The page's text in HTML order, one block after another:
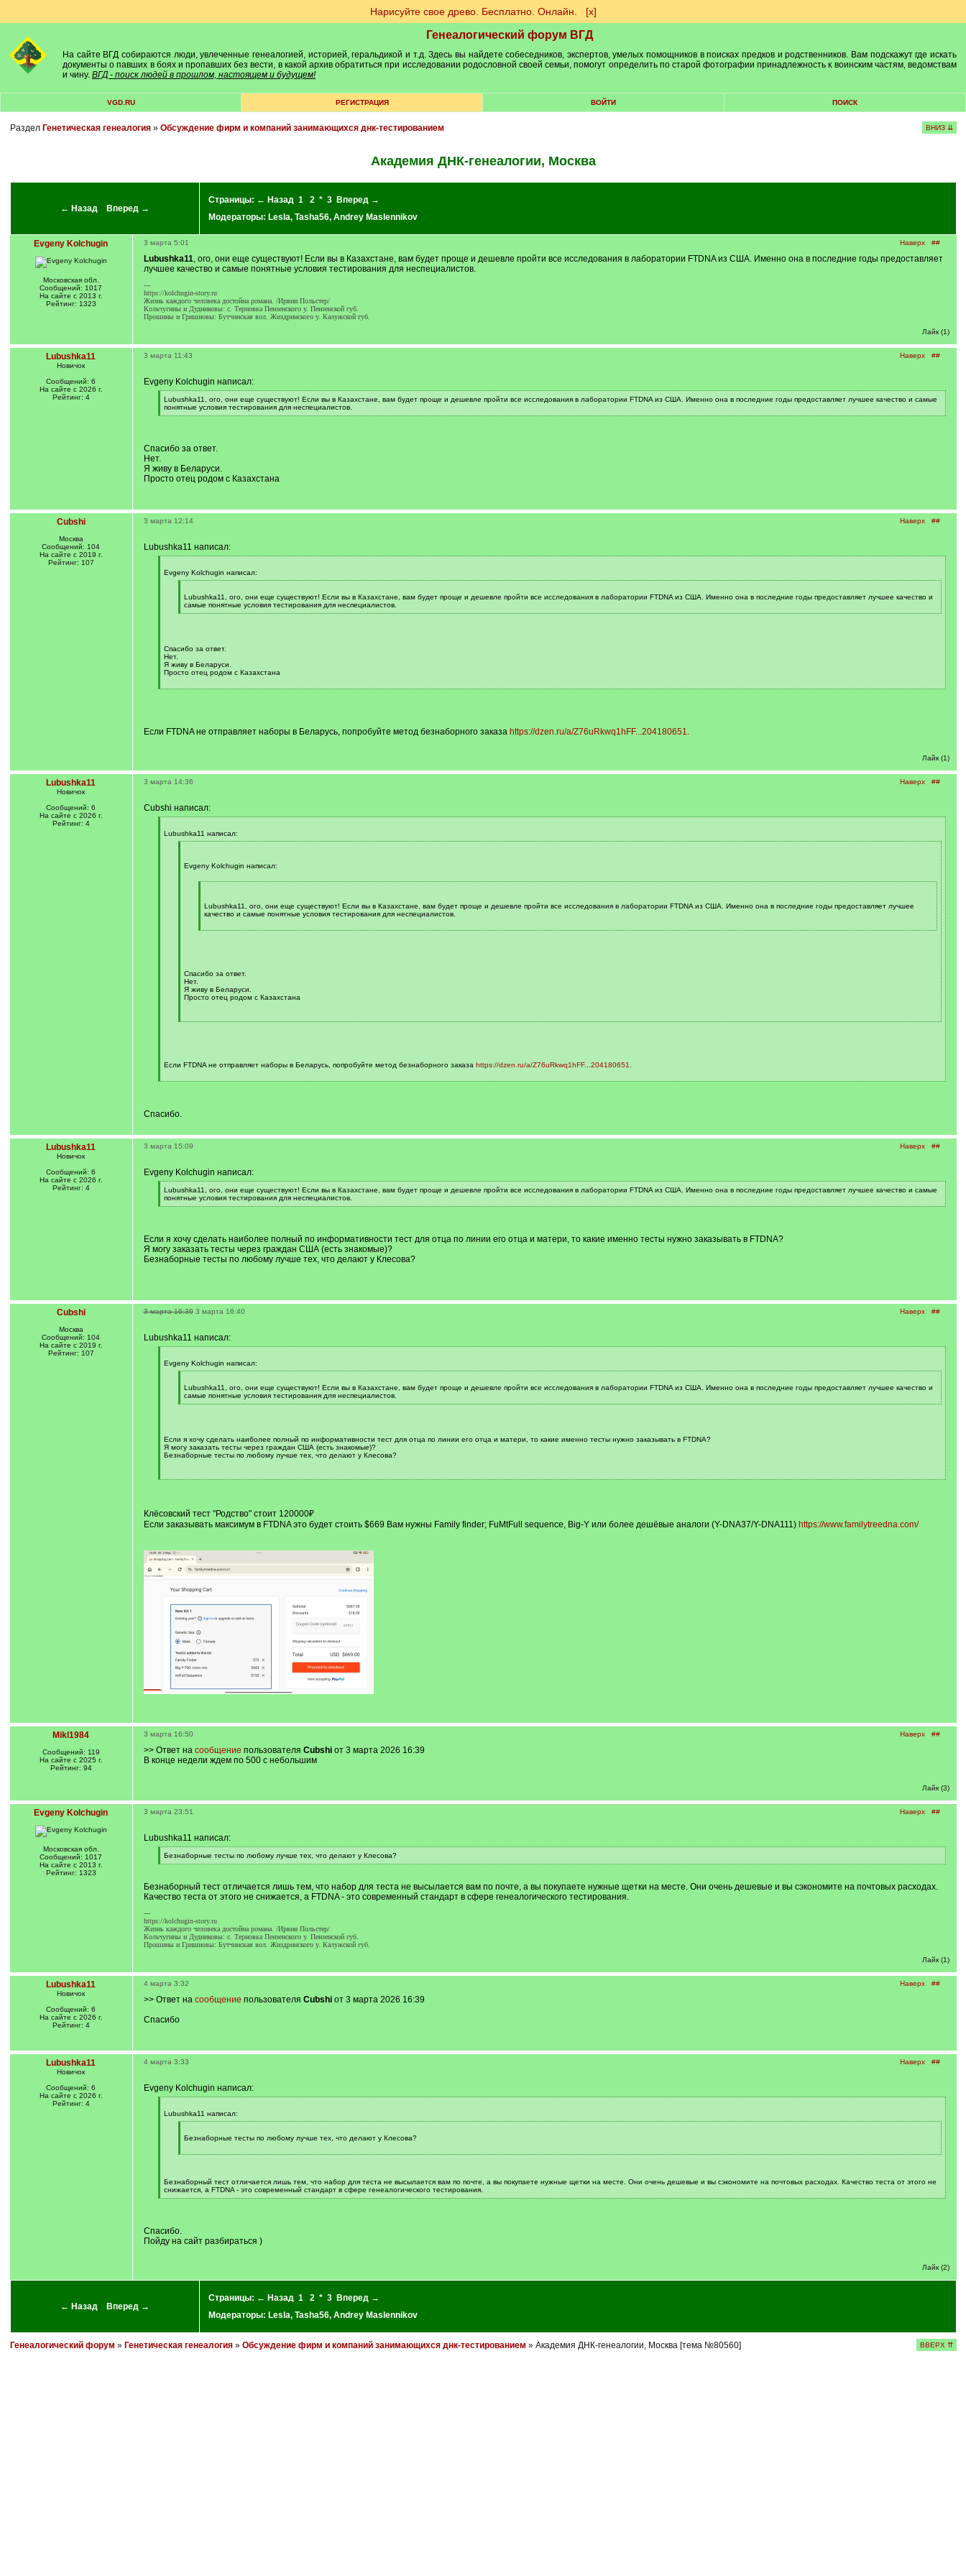
Нарисуйте свое древо. Бесплатно. Онлайн. [х]
Генеалогический форум ВГД
На сайте ВГД собираются люди, увлеченные генеалогией, историей, геральдикой и т.д. Здесь вы найдете собеседников, экспертов, умелых помощников в поисках предков и родственников. Вам подскажут где искать
документы о павших в боях и пропавших без вести, в какой архив обратиться при исследовании родословной своей семьи, помогут определить по старой фотографии принадлежность к воинским частям, ведомствам
и чину. ВГД - поиск людей в прошлом, настоящем и будущем!
VGD.RU РЕГИСТРАЦИЯ ВОЙТИ ПОИСК
Раздел Генетическая генеалогия» Обсуждение фирм и компаний занимающихся днк-тестированием ВНИЗ ⇊
Академия ДНК-генеалогии, Москва
← Назад Вперед →
Страницы: ← Назад 1 2 * 3
Вперед →
Модераторы: Lesla, Tasha56, Andrey Maslennikov
Evgeny Kolchugin
Московская обл.
Сообщений: 1017
На сайте с 2013 г.
Рейтинг: 1323
Наверх ##
3 марта 5:01
Lubushka11, ого, они еще существуют! Если вы в Казахстане, вам будет проще и дешевле пройти все исследования в лаборатории FTDNA из США. Именно она в последние годы предоставляет
лучшее качество и самые понятные условия тестирования для неспециалистов.
---
https://kolchugin-story.ru
Жизнь каждого человека достойна романа. /Ирвин Польстер/
Кольчугины и Дудниковы: с. Терновка Пензенского у. Пензенской губ.
Прошины и Гришновы: Бутчинская вол. Жиздринского у. Калужской губ.
Лайк (1)
Lubushka11
Новичок
Сообщений: 6
На сайте с 2026 г.
Рейтинг: 4
Наверх ##
3 марта 11:43
Evgeny Kolchugin написал:
[
q
]
Lubushka11, ого, они еще существуют! Если вы в Казахстане, вам будет проще и дешевле пройти все исследования в лаборатории FTDNA из США. Именно она в последние годы предоставляет лучшее качество и самые
понятные условия тестирования для неспециалистов.
[
Спасибо за ответ.
Нет.
Я живу в Беларуси.
Просто отец родом с Казахстана
Cubshi
Москва
Сообщений: 104
На сайте с 2019 г.
Рейтинг: 107
Наверх ##
3 марта 12:14
Lubushka11 написал:
q
Evgeny Kolchugin написал:
q
]
Lubushka11, ого, они еще существуют! Если вы в Казахстане, вам будет проще и дешевле пройти все исследования в лаборатории FTDNA из США. Именно она в последние годы предоставляет лучшее качество и
самые понятные условия тестирования для неспециалистов.
[
Спасибо за ответ.
Нет.
Я живу в Беларуси.
Просто отец родом с Казахстана
[
Если FTDNA не отправляет наборы в Беларусь, попробуйте метод безнаборного заказа https://dzen.ru/a/Z76uRkwq1hFF...204180651.
Лайк (1)
Lubushka11
Новичок
Сообщений: 6
На сайте с 2026 г.
Рейтинг: 4
Наверх ##
3 марта 14:36
Cubshi написал:
qLubushka11 написал:
]Evgeny Kolchugin написал:
]Lubushka11, ого, они еще существуют! Если вы в Казахстане, вам будет проще и дешевле пройти все исследования в лаборатории FTDNA из США. Именно она в последние годы предоставляет лучшее
качество и самые понятные условия тестирования для неспециалистов.
[
Спасибо за ответ.
Нет.
Я живу в Беларуси.
Просто отец родом с Казахстана
[
Если FTDNA не отправляет наборы в Беларусь, попробуйте метод безнаборного заказа https://dzen.ru/a/Z76uRkwq1hFF...204180651.
[
Спасибо.
Lubushka11
Новичок
Сообщений: 6
На сайте с 2026 г.
Рейтинг: 4
Наверх ##
3 марта 15:09
Evgeny Kolchugin написал:
[
q
]
Lubushka11, ого, они еще существуют! Если вы в Казахстане, вам будет проще и дешевле пройти все исследования в лаборатории FTDNA из США. Именно она в последние годы предоставляет лучшее качество и самые
понятные условия тестирования для неспециалистов.
[
Если я хочу сделать наиболее полный по информативности тест для отца по линии его отца и матери, то какие именно тесты нужно заказывать в FTDNA?
Я могу заказать тесты через граждан США (есть знакомые)?
Безнаборные тесты по любому лучше тех, что делают у Клесова?
Cubshi
Москва
Сообщений: 104
На сайте с 2019 г.
Рейтинг: 107
Наверх ##
3 марта 16:39 3 марта 16:40
Lubushka11 написал:
q
Evgeny Kolchugin написал:
q
]
Lubushka11, ого, они еще существуют! Если вы в Казахстане, вам будет проще и дешевле пройти все исследования в лаборатории FTDNA из США. Именно она в последние годы предоставляет лучшее качество и
самые понятные условия тестирования для неспециалистов.
[
Если я хочу сделать наиболее полный по информативности тест для отца по линии его отца и матери, то какие именно тесты нужно заказывать в FTDNA?
Я могу заказать тесты через граждан США (есть знакомые)?
Безнаборные тесты по любому лучше тех, что делают у Клесова?
[
Клёсовский тест "Родство" стоит 120000₽
Если заказывать максимум в FTDNA это будет стоить $669 Вам нужны Family finder; FuMtFull sequence, Big-Y или более дешёвые аналоги (Y-DNA37/Y-DNA111) https://www.familytreedna.com/
Mikl1984
Сообщений: 119
На сайте с 2025 г.
Рейтинг: 94
Наверх ##
3 марта 16:50
>> Ответ на сообщение пользователя Cubshiот 3 марта 2026 16:39
В конце недели ждем по 500 с небольшим
Лайк (3)
Evgeny Kolchugin
Московская обл.
Сообщений: 1017
На сайте с 2013 г.
Рейтинг: 1323
Наверх ##
3 марта 23:51
Lubushka11 написал:
[
q
Безнаборные тесты по любому лучше тех, что делают у Клесова?
[
]
Безнаборный тест отличается лишь тем, что набор для теста не высылается вам по почте, а вы покупаете нужные щетки на месте. Они очень дешевые и вы сэкономите на почтовых расходах.
Качество теста от этого не снижается, а FTDNA - это современный стандарт в сфере генеалогического тестирования.
---
https://kolchugin-story.ru
Жизнь каждого человека достойна романа. /Ирвин Польстер/
Кольчугины и Дудниковы: с. Терновка Пензенского у. Пензенской губ.
Прошины и Гришновы: Бутчинская вол. Жиздринского у. Калужской губ.
Лайк (1)
Lubushka11
Новичок
Сообщений: 6
На сайте с 2026 г.
Рейтинг: 4
Наверх ##
4 марта 3:32
>> Ответ на сообщение пользователя Cubshiот 3 марта 2026 16:39
Спасибо
Lubushka11
Новичок
Сообщений: 6
На сайте с 2026 г.
Рейтинг: 4
Наверх ##
4 марта 3:33
Evgeny Kolchugin написал:
qLubushka11 написал:
q
Безнаборные тесты по любому лучше тех, что делают у Клесова?
[
Безнаборный тест отличается лишь тем, что набор для теста не высылается вам по почте, а вы покупаете нужные щетки на месте. Они очень дешевые и вы сэкономите на почтовых расходах. Качество теста от этого не
снижается, а FTDNA - это современный стандарт в сфере генеалогического тестирования.
[
Спасибо.
Пойду на сайт разбираться )
Лайк (2)
← Назад Вперед →
Страницы: ← Назад 1 2 * 3
Вперед →
Модераторы: Lesla, Tasha56, Andrey Maslennikov
Генеалогический форум » Генетическая генеалогия» Обсуждение фирм и компаний занимающихся днк-тестированием » Академия ДНК-генеалогии, Москва [тема №80560] ВВЕРХ ⇈